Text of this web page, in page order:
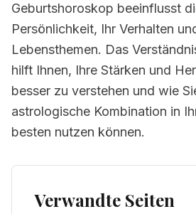
Geburtshoroskop beeinflusst
Persönlichkeit, Ihr Verhalten
Lebensthemen. Das
hilft Ihnen, Ihre Stärken und
besser zu verstehen und wie
astrologische Kombination in
besten nutzen können.
Verwandte Seiten